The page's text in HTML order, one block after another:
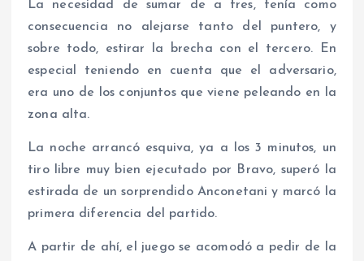
La necesidad de sumar de a tres, tenía como
consecuencia no alejarse tanto del puntero, y
sobre todo, estirar la brecha con el tercero. En
especial teniendo en cuenta que el adversario,
era uno de los conjuntos que viene peleando en la
zona alta.
La noche arrancó esquiva, ya a los 3 minutos, un
tiro libre muy bien ejecutado por Bravo, superó la
estirada de un sorprendido Anconetani y marcó la
primera diferencia del partido.
A partir de ahí, el juego se acomodó a pedir de la